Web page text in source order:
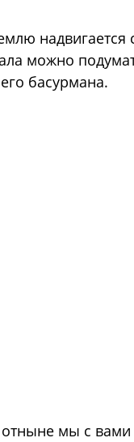
надвигается
можно
басурмана.
мы с